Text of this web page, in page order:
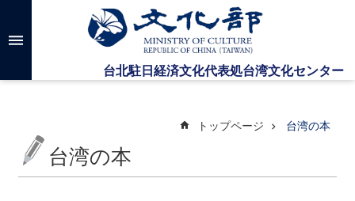
メインのコンテンツブロックにジャンプします
高
検
台
トップページ 台湾の本
台湾の本